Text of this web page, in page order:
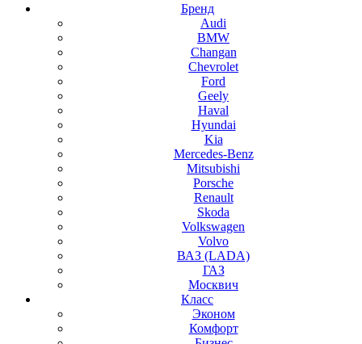
Бренд
Audi
BMW
Changan
Chevrolet
Ford
Geely
Haval
Hyundai
Kia
Mercedes-Benz
Mitsubishi
Porsche
Renault
Skoda
Volkswagen
Volvo
ВАЗ (LADA)
ГАЗ
Москвич
Класс
Эконом
Комфорт